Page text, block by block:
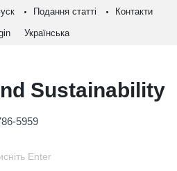
Подання статті Контакти
Українська
Sustainability
5959